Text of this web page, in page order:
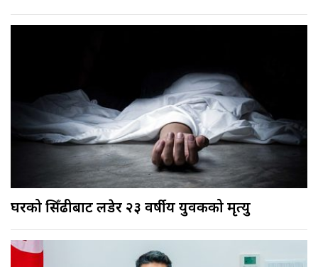
घरको सिँढीबाट लडेर २३ वर्षीय युवकको मृत्यु